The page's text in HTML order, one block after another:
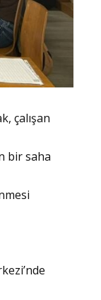
çalışan
bir saha